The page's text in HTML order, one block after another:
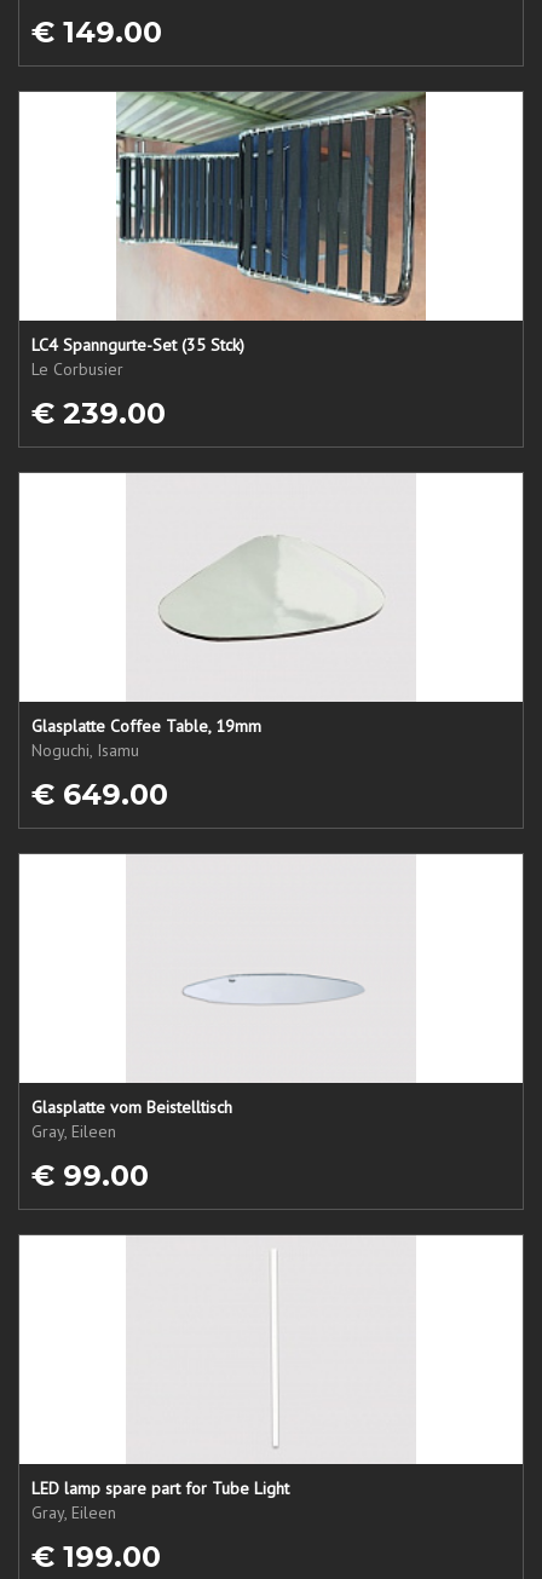
€ 149.00
LC4 Spanngurte-Set (35 Stck)
Le Corbusier
€ 239.00
Glasplatte Coffee Table, 19mm
Noguchi, Isamu
€ 649.00
Glasplatte vom Beistelltisch
Gray, Eileen
€ 99.00
LED lamp spare part for Tube Light
Gray, Eileen
€ 199.00